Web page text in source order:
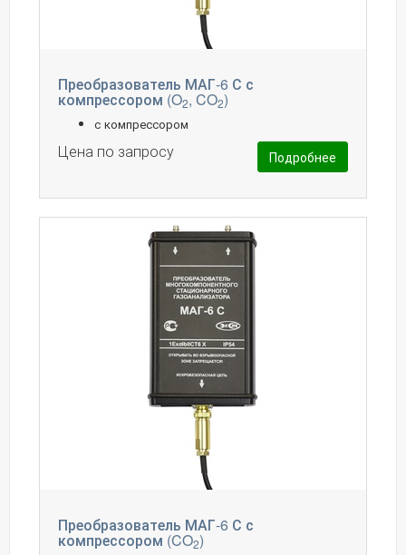
Преобразователь МАГ-6 С с
компрессором (O2, CO2)
с компрессором
Цена по запросу Подробнее
Преобразователь МАГ-6 С с
компрессором (CO2)